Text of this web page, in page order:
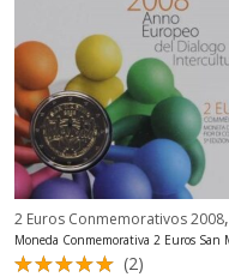
2 Euros Conmemorativos 2008,
(2)